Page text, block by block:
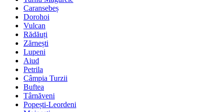
Caransebeș
Dorohoi
Vulcan
Rădăuți
Zărnești
Lupeni
Aiud
Petrila
Câmpia Turzii
Buftea
Târnăveni
Popești-Leordeni